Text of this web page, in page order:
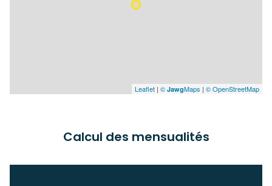
Leaflet | © JawgMaps | © OpenStreetMap
Calcul des mensualités